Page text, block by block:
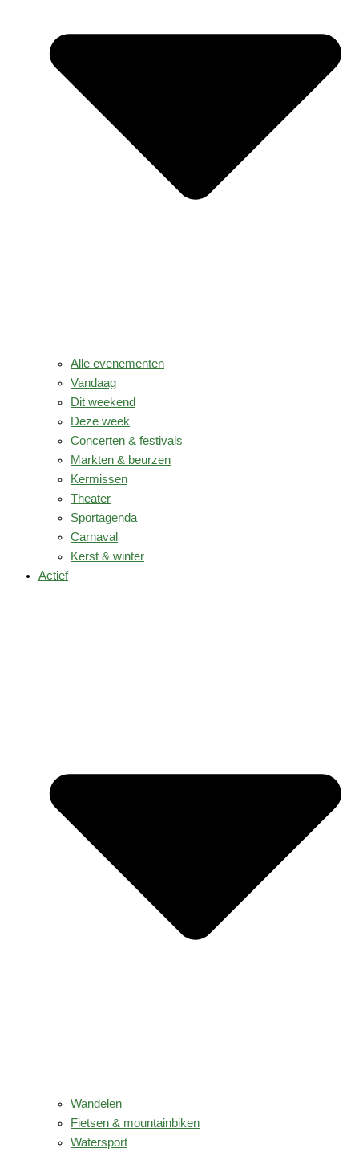
Alle evenementen
Vandaag
Dit weekend
Deze week
Concerten & festivals
Markten & beurzen
Kermissen
Theater
Sportagenda
Carnaval
Kerst & winter
Actief
Wandelen
Fietsen & mountainbiken
Watersport